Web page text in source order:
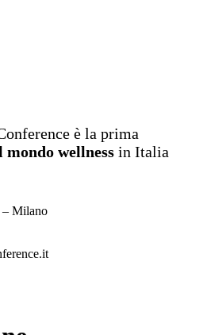
è la prima
mondo wellness in Italia
– Milano